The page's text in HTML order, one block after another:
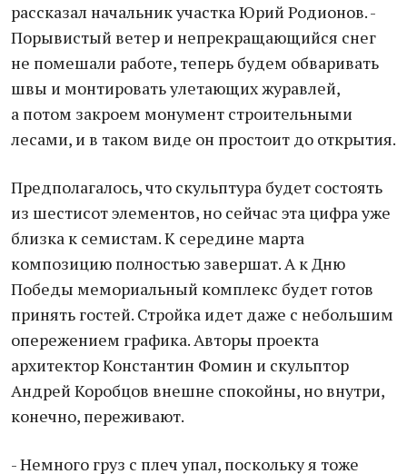
рассказал начальник участка Юрий Родионов. -
Порывистый ветер и непрекращающийся снег
не помешали работе, теперь будем обваривать
швы и монтировать улетающих журавлей,
а потом закроем монумент строительными
лесами, и в таком виде он простоит до открытия.
Предполагалось, что скульптура будет состоять
из шестисот элементов, но сейчас эта цифра уже
близка к семистам. К середине марта
композицию полностью завершат. А к Дню
Победы мемориальный комплекс будет готов
принять гостей. Стройка идет даже с небольшим
опережением графика. Авторы проекта
архитектор Константин Фомин и скульптор
Андрей Коробцов внешне спокойны, но внутри,
конечно, переживают.
- Немного груз с плеч упал, поскольку я тоже